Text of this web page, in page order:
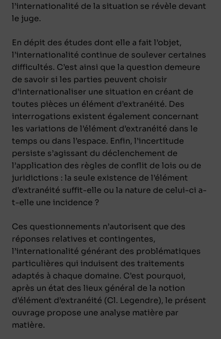
l’internationalité de la situation se révèle devant
le juge.
En dépit des études dont elle a fait l’objet,
l’internationalité continue de soulever certaines
difficultés. C’est ainsi que la question demeure
de savoir si les parties peuvent choisir
d’internationaliser une situation en créant de
toutes pièces un élément d’extranéité. Des
interrogations existent également concernant
les variations de l’élément d’extranéité dans le
temps ou dans l’espace. Enfin, l’incertitude
persiste s’agissant du déclenchement de
l’application des règles de conflit de lois ou de
juridictions : la seule existence de l’élément
d’extranéité suffit-elle ou la nature de celui-ci a-
t-elle une incidence ?
Ces questionnements n’autorisent que des
réponses relatives et contingentes,
l’internationalité générant des problématiques
particulières qui induisent des traitements
adaptés à chaque domaine. C’est pourquoi,
après un état des lieux général de la notion
d’élément d’extranéité (Cl. Legendre), le présent
ouvrage propose une analyse matière par
matière.